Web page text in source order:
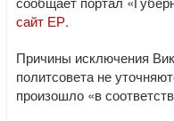
сайт ЕР.
Причины исключения
политсовета не
произошло «в